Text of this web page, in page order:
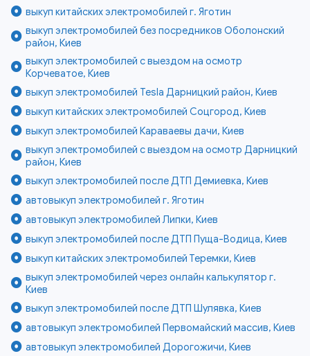
выкуп китайских электромобилей г. Яготин
выкуп электромобилей без посредников Оболонский
район, Киев
выкуп электромобилей с выездом на осмотр
Корчеватое, Киев
выкуп электромобилей Tesla Дарницкий район, Киев
выкуп китайских электромобилей Соцгород, Киев
выкуп электромобилей Караваевы дачи, Киев
выкуп электромобилей с выездом на осмотр Дарницкий
район, Киев
выкуп электромобилей после ДТП Демиевка, Киев
автовыкуп электромобилей г. Яготин
автовыкуп электромобилей Липки, Киев
выкуп электромобилей после ДТП Пуща-Водица, Киев
выкуп китайских электромобилей Теремки, Киев
выкуп электромобилей через онлайн калькулятор г.
Киев
выкуп электромобилей после ДТП Шулявка, Киев
автовыкуп электромобилей Первомайский массив, Киев
автовыкуп электромобилей Дорогожичи, Киев